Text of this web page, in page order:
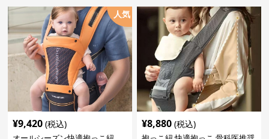
人気
¥9,420 (税込) ¥8,880 (税込)